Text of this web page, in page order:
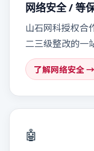
网络安全 / 等
山石网科授权合
二三级整改的一
了解网络安全 →
🤖